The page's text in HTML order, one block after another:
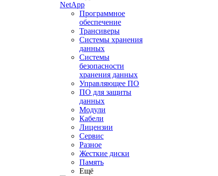
NetApp
Программное
обеспечение
Трансиверы
Системы хранения
данных
Системы
безопасности
хранения данных
Управляющее ПО
ПО для защиты
данных
Модули
Кабели
Лицензии
Сервис
Разное
Жесткие диски
Память
Ещё